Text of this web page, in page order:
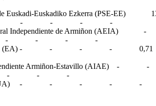
de Euskadi-Euskadiko
2 - - - -
Electoral Independiente
- - -
Independiente Armiñon-
- - -
Alavesa (UA) - -